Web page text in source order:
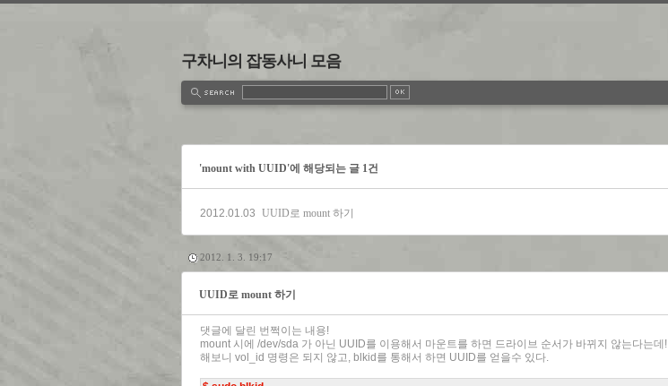
구차니의 잡동사니 모음
'mount with UUID'에 해당되는 글 1건
2012.01.03 UUID로 mount 하기
2012. 1. 3. 19:17
UUID로 mount 하기
댓글에 달린 번쩍이는 내용!
mount 시에 /dev/sda 가 아닌 UUID를 이용해서 마운트를 하면 드라이브 순서가 바뀌지 않는다는데!
해보니 vol_id 명령은 되지 않고, blkid를 통해서 하면 UUID를 얻을수 있다.